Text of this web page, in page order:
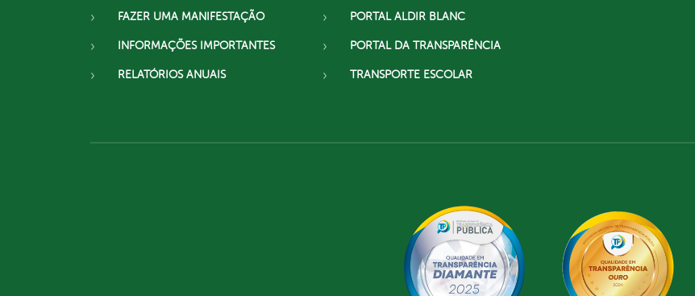
FAZER UMA MANIFESTAÇÃO
INFORMAÇÕES IMPORTANTES
RELATÓRIOS ANUAIS
PORTAL ALDIR BLANC
PORTAL DA TRANSPARÊNCIA
TRANSPORTE ESCOLAR